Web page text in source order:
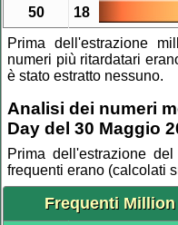
50
18
Prima dell'estrazione
numeri più ritardatari
è stato estratto nessuno.
Analisi dei numeri
Day del 30 Maggio
Prima dell'estrazione
frequenti erano (calcolati
Frequenti Million